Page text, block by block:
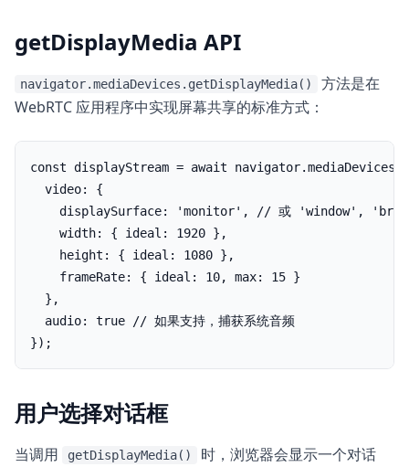
getDisplayMedia API
navigator.mediaDevices.getDisplayMedia()
方法是在
WebRTC 应用程序中实现屏幕共享的标准方式：
const displayStream = await
  video: {
displaySurface: 'monitor', // 或 'window',
    width: { ideal: 1920 },
    height: { ideal: 1080 },
    frameRate: { ideal: 10, max: 15 }
  },
  audio: true // 如果支持，捕获系统音频
});
用户选择对话框
当调用 getDisplayMedia()
时，浏览器会显示一个对话